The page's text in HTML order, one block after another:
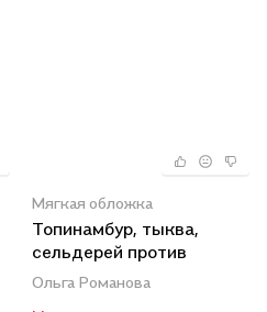
Мягкая обложка
Топинамбур, тыква,
сельдерей против
диабета, сердечно-
Ольга Романова